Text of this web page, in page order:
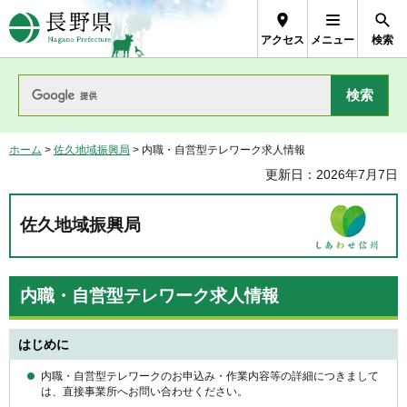
長野県Nagano Prefecture
アクセス メニュー 検索
ホーム > 佐久地域振興局 > 内職・自営型テレワーク求人情報
更新日：2026年7月7日
佐久地域振興局
内職・自営型テレワーク求人情報
はじめに
内職・自営型テレワークのお申込み・作業内容等の詳細につきまして
は、直接事業所へお問い合わせください。